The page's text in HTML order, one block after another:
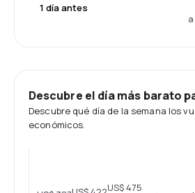
1 día antes
Descubre el día más barato
Descubre qué día de la semana los
económicos.
US$ 475